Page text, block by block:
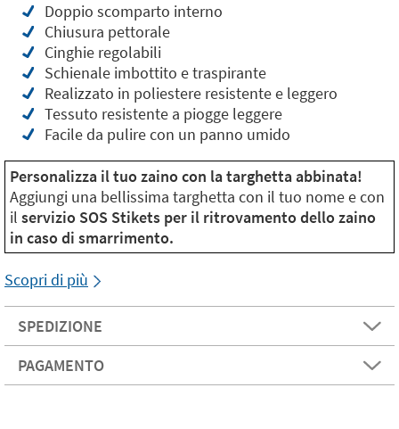
Doppio scomparto interno
Chiusura pettorale
Cinghie regolabili
Schienale imbottito e traspirante
Realizzato in poliestere resistente e leggero
Tessuto resistente a piogge leggere
Facile da pulire con un panno umido
Personalizza il tuo zaino con la targhetta abbinata!
Aggiungi una bellissima targhetta con il tuo nome e con
il servizio SOS Stikets per il ritrovamento dello zaino
in caso di smarrimento.
Scopri di più
SPEDIZIONE
PAGAMENTO